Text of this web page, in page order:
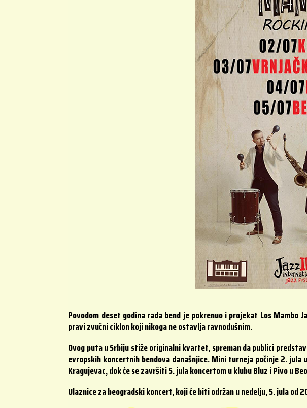
Povodom deset godina rada bend je pokrenuo i projekat Los
pravi zvučni ciklon koji nikoga ne ostavlja ravnodušnim.
Ovog puta u Srbiju stiže originalni kvartet, spreman da publici
evropskih koncertnih bendova današnjice. Mini turneja počinje 2.
Kragujevac, dok će se završiti 5. jula koncertom u klubu Bluz i Pivo u
Ulaznice za beogradski koncert, koji će biti održan u nedelju, 5. jula od